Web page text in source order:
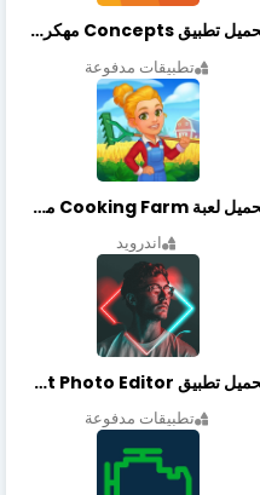
تحميل تطبيق Concepts مهكر أخر إصدار
تطبيقات مدفوعة
تحميل لعبة Cooking Farm مهكرة أخر إصدار
اندرويد
تحميل تطبيق NeonArt Photo Editor مهكر أخر إصدار
تطبيقات مدفوعة